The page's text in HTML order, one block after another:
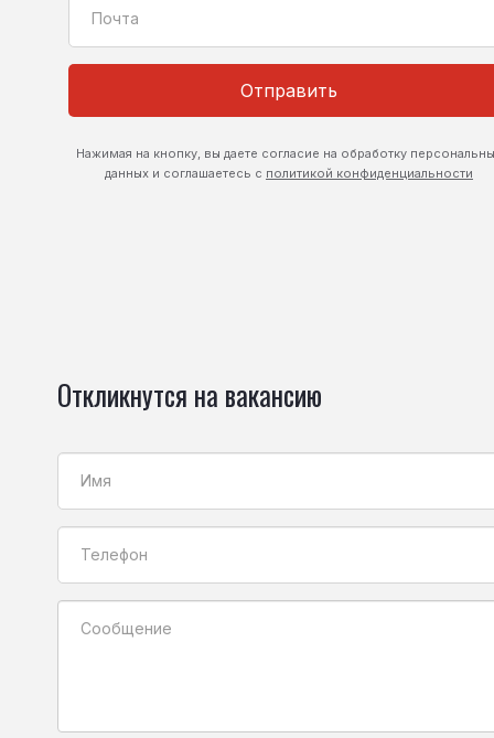
Отправить
Нажимая на кнопку, вы даете согласие на обработку
данных и соглашаетесь с политикой конфиденциальности
Откликнутся на вакансию